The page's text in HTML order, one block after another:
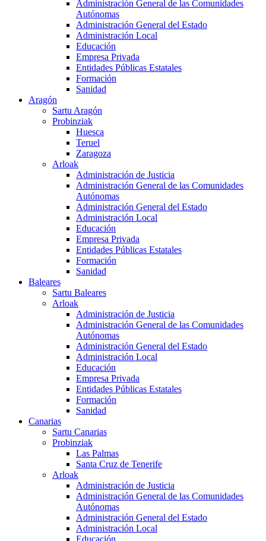
Administración General de las Comunidades
Autónomas
Administración General del Estado
Administración Local
Educación
Empresa Privada
Entidades Públicas Estatales
Formación
Sanidad
Aragón
Sartu Aragón
Probinziak
Huesca
Teruel
Zaragoza
Arloak
Administración de Justicia
Administración General de las Comunidades
Autónomas
Administración General del Estado
Administración Local
Educación
Empresa Privada
Entidades Públicas Estatales
Formación
Sanidad
Baleares
Sartu Baleares
Arloak
Administración de Justicia
Administración General de las Comunidades
Autónomas
Administración General del Estado
Administración Local
Educación
Empresa Privada
Entidades Públicas Estatales
Formación
Sanidad
Canarias
Sartu Canarias
Probinziak
Las Palmas
Santa Cruz de Tenerife
Arloak
Administración de Justicia
Administración General de las Comunidades
Autónomas
Administración General del Estado
Administración Local